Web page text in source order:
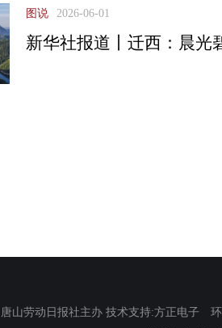
图说 2026-06-01
新华社报道丨迁西：晨光
山劳动日报社主办 技术支持:方正电子